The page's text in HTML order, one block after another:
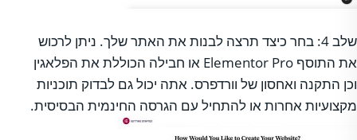
שלב 4: בחר כיצד תרצה לבנות את האתר שלך. ניתן לרכוש
את התוסף Elementor Pro או חבילה הכוללת את הפלאגין
וכן התקנה ואחסון של וורדפרס. אתה יכול גם לבדוק תוכניות
מקצועיות אחרות או להתחיל עם הגרסה החינמית הבסיסית.